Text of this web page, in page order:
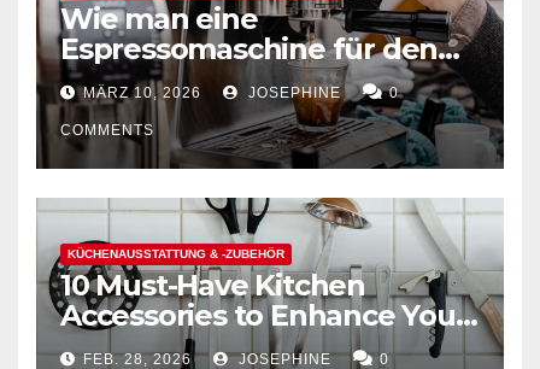
Wie man eine
Espressomaschine für den
Hausgebrauch auswählt
MÄRZ 10, 2026 JOSEPHINE 0
COMMENTS
KÜCHENAUSSTATTUNG & -ZUBEHÖR
10 Must-Have Kitchen
Accessories to Enhance Your
Cooking Efficiency
FEB. 28, 2026 JOSEPHINE 0